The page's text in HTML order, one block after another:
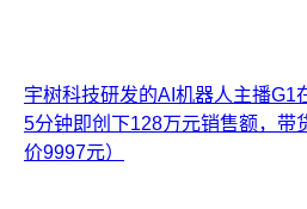
宇树科技研发的AI机器人主播G1
5分钟即创下128万元销售额，带
价9997元）